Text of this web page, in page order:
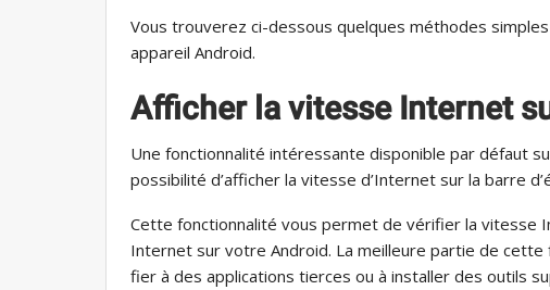
Vous trouverez ci-dessous quelques méthodes
appareil Android.
Afficher la vitesse Internet
Une fonctionnalité intéressante disponible par défaut
possibilité d’afficher la vitesse d’Internet sur la barre
Cette fonctionnalité vous permet de vérifier la vitesse
Internet sur votre Android. La meilleure partie de cette
fier à des applications tierces ou à installer des outils